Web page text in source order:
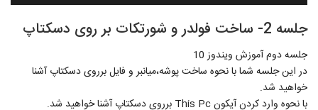
جلسه 2- ساخت فولدر و شورتکات بر روی دسکتاپ
جلسه دوم آموزش ویندوز 10
در این جلسه شما با نحوه ساخت پوشه،میانبر و فایل برروی دسکتاپ آشنا
خواهید شد.
با نحوه وارد کردن آیکون This Pc برروی دسکتاپ آشنا خواهید شد.